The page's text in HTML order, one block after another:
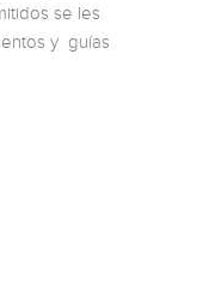
se les
y guías